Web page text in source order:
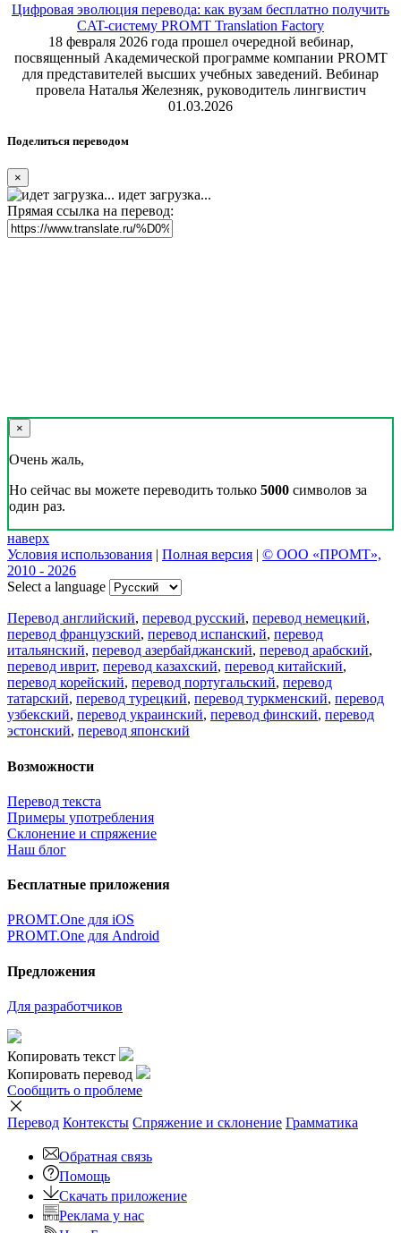
Цифровая эволюция перевода: как вузам бесплатно получить
CAT-систему PROMT Translation Factory
18 февраля 2026 года прошел очередной вебинар,
посвященный Академической программе компании PROMT
для представителей высших учебных заведений. Вебинар
провела Наталья Железняк, руководитель лингвистич
01.03.2026
Поделиться переводом
×
идет загрузка...
Прямая ссылка на перевод:
×
Очень жаль,
Но сейчас вы можете переводить только 5000 символов за
один раз.
наверх
Условия использования | Полная версия | © ООО «ПРОМТ»,
2010 - 2026
Select a language
Перевод английский, перевод русский, перевод немецкий,
перевод французский, перевод испанский, перевод
итальянский, перевод азербайджанский, перевод арабский,
перевод иврит, перевод казахский, перевод китайский,
перевод корейский, перевод португальский, перевод
татарский, перевод турецкий, перевод туркменский, перевод
узбекский, перевод украинский, перевод финский, перевод
эстонский, перевод японский
Возможности
Перевод текста
Примеры употребления
Склонение и спряжение
Наш блог
Бесплатные приложения
PROMT.One для iOS
PROMT.One для Android
Предложения
Для разработчиков
Копировать текст
Копировать перевод
Сообщить о проблеме
Перевод Контексты Спряжение и склонение Грамматика
Обратная связь
Помощь
Скачать приложение
Реклама у нас